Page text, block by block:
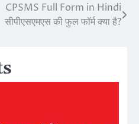
CPSMS Full Form in Hindi
सीपीएसएमएस की फुल फॉर्म क्या है?